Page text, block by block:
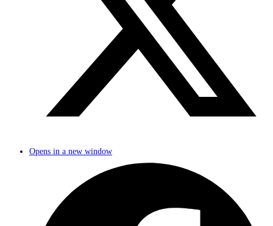
Opens in a new window